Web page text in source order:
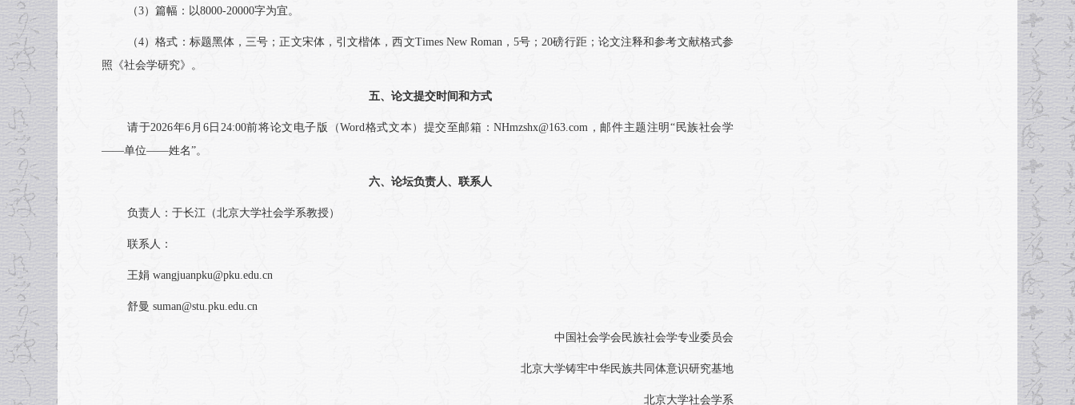
（3）篇幅：以8000-20000字为宜。
（4）格式：标题黑体，三号；正文宋体，引文楷体，西文Times New Roman，5号；20磅行距；论文注释和参考文献格式参
照《社会学研究》。
五、论文提交时间和方式
请于2026年6月6日24:00前将论文电子版（Word格式文本）提交至邮箱：NHmzshx@163.com，邮件主题注明“民族社会学
——单位——姓名”。
六、论坛负责人、联系人
负责人：于长江（北京大学社会学系教授）
联系人：
王娟 wangjuanpku@pku.edu.cn
舒曼 suman@stu.pku.edu.cn
中国社会学会民族社会学专业委员会
北京大学铸牢中华民族共同体意识研究基地
北京大学社会学系